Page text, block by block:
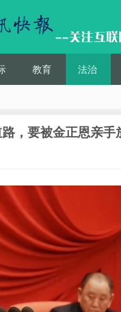
教育 法治
，要被金正恩亲手